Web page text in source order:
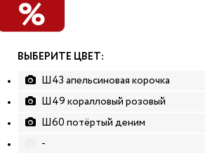
%
ВЫБЕРИТЕ ЦВЕТ:
Ш43 апельсиновая корочка
Ш49 коралловый розовый
Ш60 потёртый деним
-